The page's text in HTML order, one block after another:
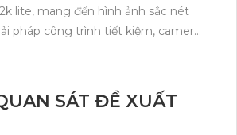
lite, mang đến hình ảnh sắc nét
pháp công trình tiết kiệm, camera
30m. Với thiết kế Thân Plastic,
cho các công trình xây dựng.
SÁT ĐỀ XUẤT